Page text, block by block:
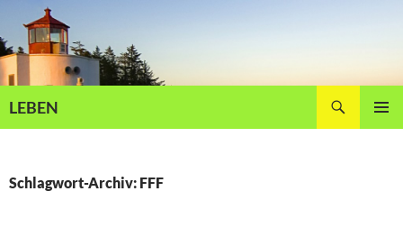
Inhalt
springen
LEBEN
Schlagwort-Archiv: FFF